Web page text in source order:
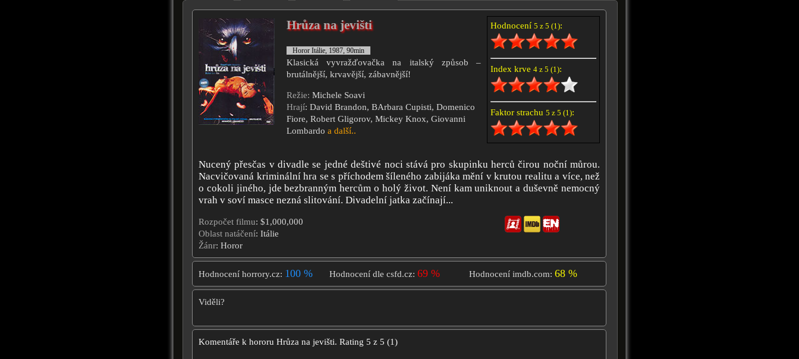
Hodnocení 5 z 5 (1):
Index krve 4 z 5 (1):
Faktor strachu 5 z 5 (1):
Hrůza na jevišti
Horor Itálie, 1987, 90min
Klasická vyvražďovačka na italský způsob –
brutálnější, krvavější, zábavnější!
Režie: Michele Soavi
Hrají: David Brandon, BArbara Cupisti, Domenico
Fiore, Robert Gligorov, Mickey Knox, Giovanni
Lombardo a další..
Nucený přesčas v divadle se jedné deštivé noci stává pro skupinku herců čirou noční můrou.
Nacvičovaná kriminální hra se s příchodem šíleného zabijáka mění v krutou realitu a více, než
o cokoli jiného, jde bezbranným hercům o holý život. Není kam uniknout a duševně nemocný
vrah v soví masce nezná slitování. Divadelní jatka začínají...
Rozpočet filmu: $1,000,000
Oblast natáčení: Itálie
Žánr: Horor
Hodnocení horrory.cz: 100 % Hodnocení dle csfd.cz: 69 % Hodnocení imdb.com: 68 %
Viděli?
Komentáře k hororu Hrůza na jevišti. Rating 5 z 5 (1)